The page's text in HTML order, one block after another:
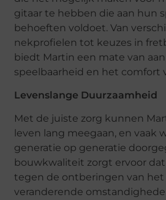
gitaar te hebben die aan hun
behoeften voldoet. Van
nekprofielen tot keuzes in
biedt Martin een mate van
speelbaarheid en het comfort
Levenslange Duurzaamheid
Met de juiste zorg kunnen
leven lang meegaan, en vaak
generatie op generatie
bouwkwaliteit zorgt ervoor
tegen de ontberingen van
veranderende